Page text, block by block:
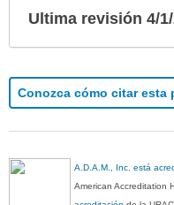
Ultima revisión 4/
Conozca cómo citar esta
A.D.A.M., Inc. está
American Accreditation